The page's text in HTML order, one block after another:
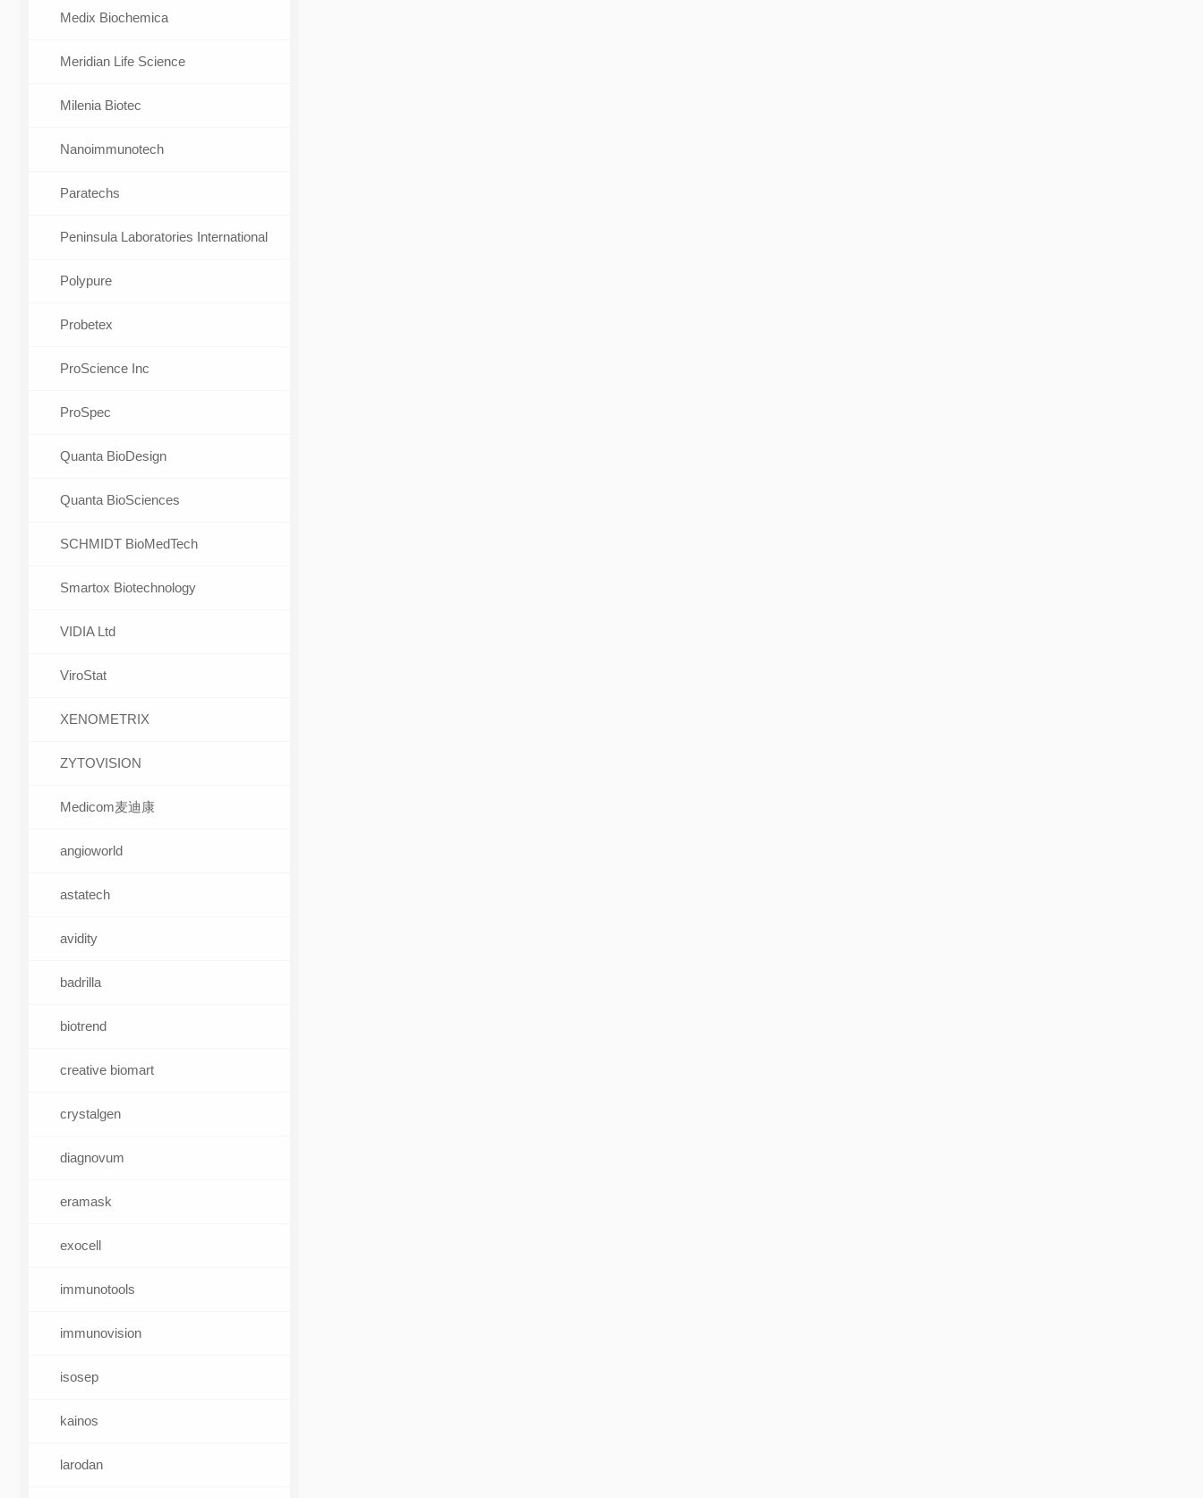
Medix Biochemica
Meridian Life Science
Milenia Biotec
Nanoimmunotech
Paratechs
Peninsula Laboratories International
Polypure
Probetex
ProScience Inc
ProSpec
Quanta BioDesign
Quanta BioSciences
SCHMIDT BioMedTech
Smartox Biotechnology
VIDIA Ltd
ViroStat
XENOMETRIX
ZYTOVISION
Medicom麦迪康
angioworld
astatech
avidity
badrilla
biotrend
creative biomart
crystalgen
diagnovum
eramask
exocell
immunotools
immunovision
isosep
kainos
larodan